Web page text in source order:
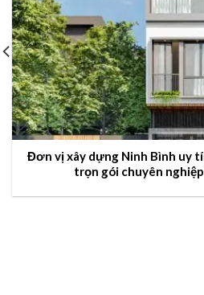
Đơn vị xây dựng Ninh Bình uy
trọn gói chuyên